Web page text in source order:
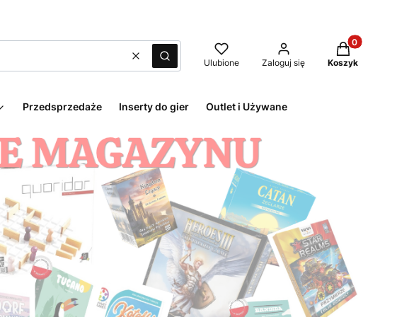
WyczyśćSzukaj Ulubione Zaloguj się
Produkty w
Koszyk
Przedsprzedaże Inserty do gier Outlet i Używane